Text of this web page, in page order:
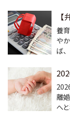
養
や
ば
離
へ